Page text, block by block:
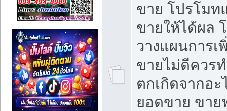
ขาย โปรโมท
ขายให้ได้ผล
วางแผนการ
ขายไม่ดีควร
ตกเกิดจากอะ
ยอดขาย ขาย